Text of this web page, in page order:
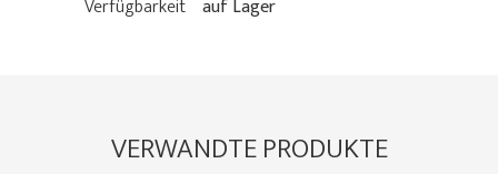
Verfügbarkeit auf Lager
VERWANDTE PRODUKTE